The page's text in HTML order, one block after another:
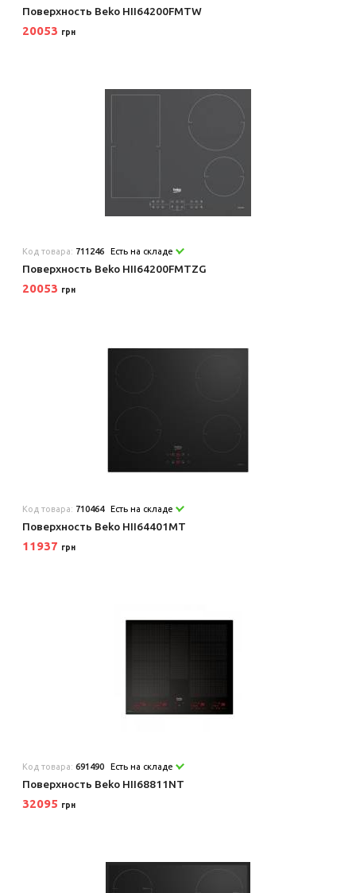
Поверхность Beko HII64200FMTW
20053 грн
Код товара: 711246 Есть на складе
Поверхность Beko HII64200FMTZG
20053 грн
Код товара: 710464 Есть на складе
Поверхность Beko HII64401MT
11937 грн
Код товара:691490 Есть на складе
Поверхность Beko HII68811NT
32095 грн